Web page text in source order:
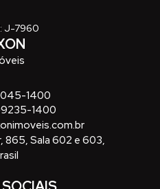
J-7960
1400
1400
, 865, Sala 602 e 603,